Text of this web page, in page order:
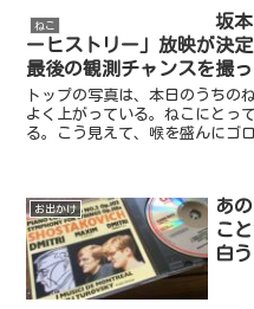
ねこ
坂
ーヒストリー」放映が決
最後の観測チャンスを撮
トップの写真は、本日のうちの
よく上がっている。ねこにとっ
る。こう見えて、喉を盛んにゴ
お出かけ
あ
こ
白